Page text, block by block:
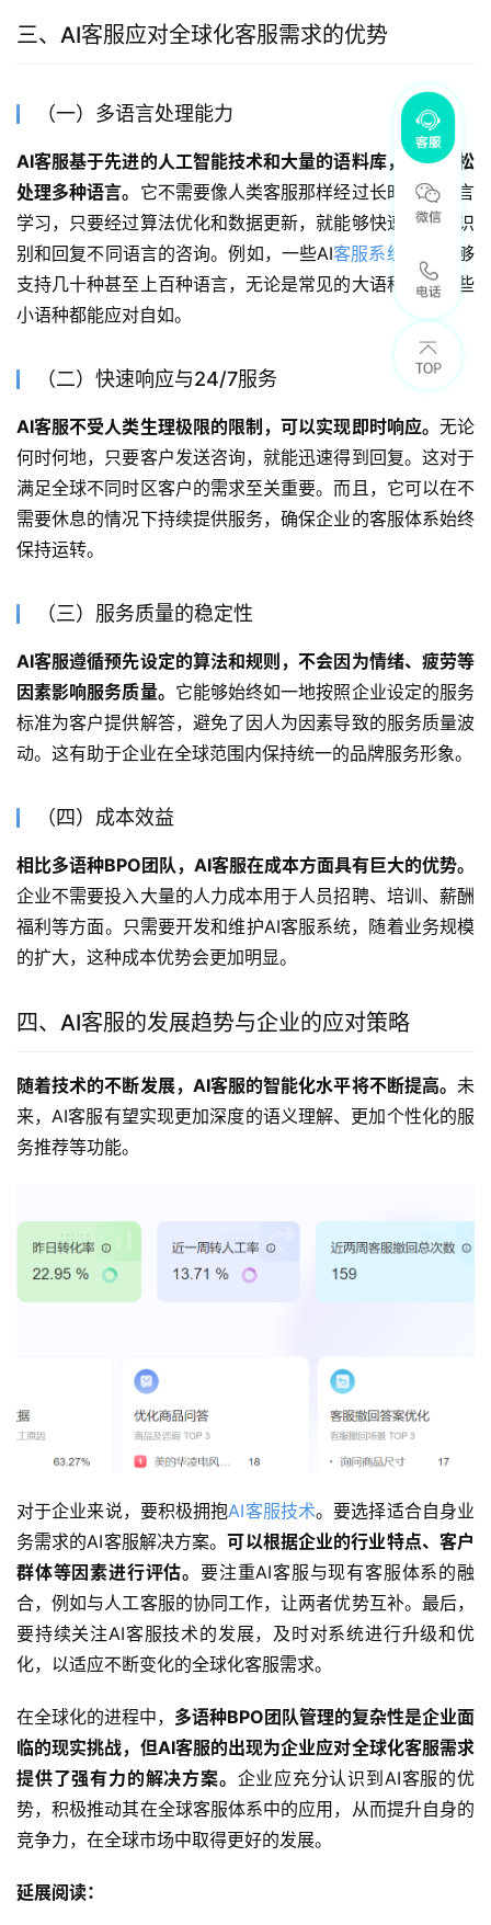
三、AI客服应对全球化客服需求的优势
（一）多语言处理能力
AI客服基于先进的人工智能技术和大量的语料库，可以轻松
处理多种语言。 它不需要像人类客服那样经过长时间的语言
学习，只要经过算法优化和数据更新，就能够快速准确地识
别和回复不同语言的咨询。例如，一些AI客服系统
已经能够
支持几十种甚至上百种语言，无论是常见的大语种还是一些
小语种都能应对自如。
（二）快速响应与24/7服务
AI客服不受人类生理极限的限制，可以实现即时响应。 无论
何时何地，只要客户发送咨询，就能迅速得到回复。这对于
满足全球不同时区客户的需求至关重要。而且，它可以在不
需要休息的情况下持续提供服务，确保企业的客服体系始终
保持运转。
（三）服务质量的稳定性
AI客服遵循预先设定的算法和规则，不会因为情绪、疲劳等
因素影响服务质量。 它能够始终如一地按照企业设定的服务
标准为客户提供解答，避免了因人为因素导致的服务质量波
动。这有助于企业在全球范围内保持统一的品牌服务形象。
（四）成本效益
相比多语种BPO团队，AI客服在成本方面具有巨大的优势。
企业不需要投入大量的人力成本用于人员招聘、培训、薪酬
福利等方面。只需要开发和维护AI客服系统，随着业务规模
的扩大，这种成本优势会更加明显。
四、AI客服的发展趋势与企业的应对策略
随着技术的不断发展，AI客服的智能化水平将不断提高。 未
来，AI客服有望实现更加深度的语义理解、更加个性化的服
务推荐等功能。
对于企业来说，要积极拥抱AI客服技术。要选择适合自身业
务需求的AI客服解决方案。可以根据企业的行业特点、客户
群体等因素进行评估。 要注重AI客服与现有客服体系的融
合，例如与人工客服的协同工作，让两者优势互补。最后，
要持续关注AI客服技术的发展，及时对系统进行升级和优
化，以适应不断变化的全球化客服需求。
在全球化的进程中， 多语种BPO团队管理的复杂性是企业面
临的现实挑战，但AI客服的出现为企业应对全球化客服需求
提供了强有力的解决方案。 企业应充分认识到AI客服的优
势，积极推动其在全球客服体系中的应用，从而提升自身的
竞争力，在全球市场中取得更好的发展。
延展阅读：